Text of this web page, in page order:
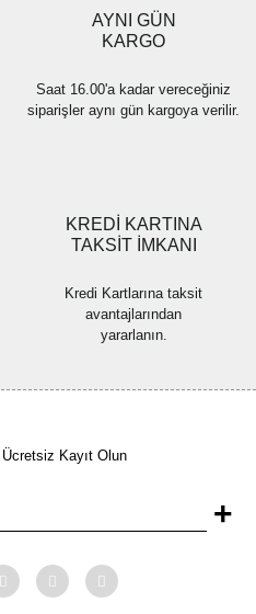
pahalı.
olmalı.
AYNI GÜN
KARGO
Saat 16.00'a kadar vereceğiniz
siparişler aynı gün kargoya verilir.
KREDİ KARTINA
TAKSİT İMKANI
Kredi Kartlarına taksit
avantajlarından
yararlanın.
Kayıt Olun
+